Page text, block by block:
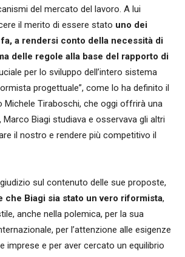
del mercato del lavoro. A lui
il merito di essere stato uno dei
a rendersi conto della necessità di
delle regole alla base del rapporto di
per lo sviluppo dell’intero sistema
progettuale”, come lo ha definito il
Michele Tiraboschi, che oggi offrirà una
Biagi studiava e osservava gli altri
il nostro e rendere più competitivo il
sul contenuto delle sue proposte,
che Biagi sia stato un vero riformista,
anche nella polemica, per la sua
per l’attenzione alle esigenze
imprese e per aver cercato un equilibrio